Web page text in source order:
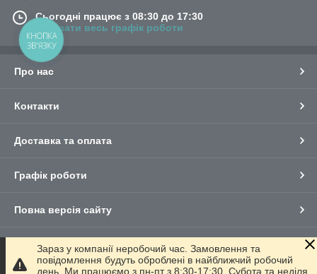
Сьогодні працює з 08:30 до 17:30
Показати весь графік роботи
Про нас
Контакти
Доставка та оплата
Графік роботи
Повна версія сайту
Сайт створено на маркетплейсіProm.ua
Зараз у компанії неробочий час. Замовлення та
повідомлення будуть оброблені в найближчий робочий
день. Ми працюємо з пн-пт з 8:30-17:30. Субота та неділя
КНОПКА
ЗВ'ЯЗКУ